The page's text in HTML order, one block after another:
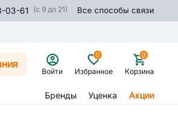
03-61 (с 9 до 21) Все способы связи
Войти Избранное
0
Корзина
0
Бренды Уценка Акции